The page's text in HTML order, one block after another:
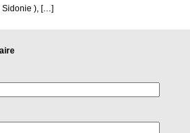
Sidonie ), […]